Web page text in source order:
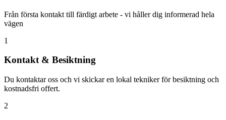
Från första kontakt till färdigt arbete - vi håller dig informerad hela
vägen
1
Kontakt & Besiktning
Du kontaktar oss och vi skickar en lokal tekniker för besiktning och
kostnadsfri offert.
2